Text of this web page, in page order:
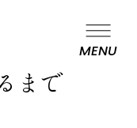
MENU
まで